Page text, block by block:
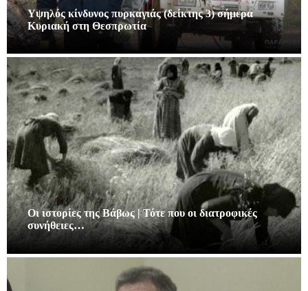
Υψηλός κίνδυνος πυρκαγιάς (δείκτης 3) σήμερα
Κυριακή στη Θεσπρωτία
Οι ιστορίες της Βάβως | Τότε που οι διατροφικές
συνήθειες…